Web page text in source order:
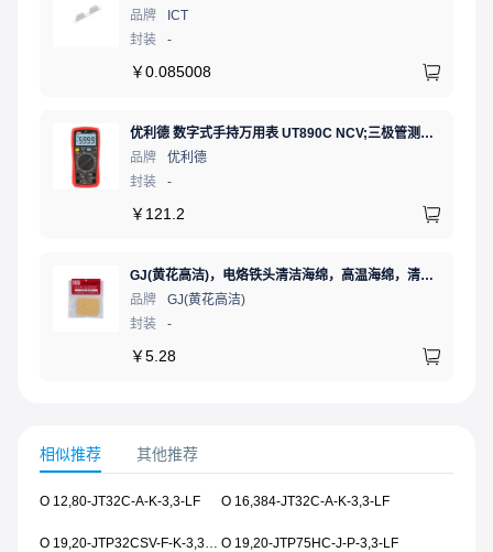
品牌
ICT
封装
-
￥0.085008
优利德 数字式手持万用表 UT890C NCV;三极管测试;二极管测试;火线辨别;真有效值;通断测试
品牌
优利德
封装
-
￥ 121.2
GJ(黄花高洁)，电烙铁头清洁海绵，高温海绵，清洁棉，除锡棉，擦锡棉，ST-11A
品牌
GJ(黄花高洁)
封装
-
￥5.28
相似推荐 其他推荐
O 12,80-JT32C-A-K-3,3-LF O 16,384-JT32C-A-K-3,3-LF
O 19,20-JTP32CSV-F-K-3,3-1510-1015-LF O 19,20-JTP75HC-J-P-3,3-LF